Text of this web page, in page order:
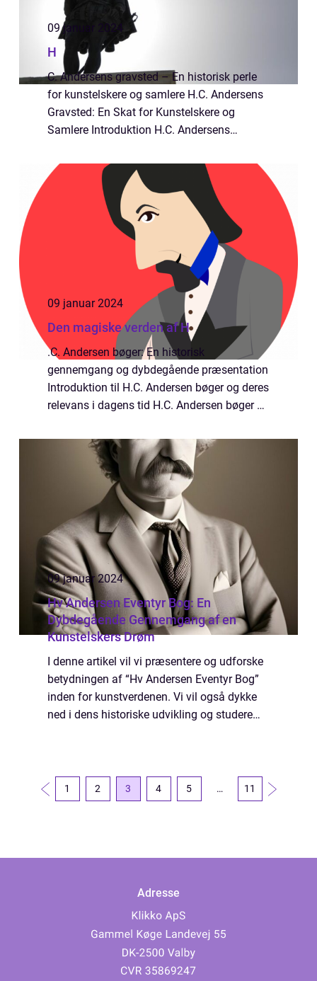
09 januar 2024
H
C. Andersens gravsted – En historisk perle
for kunstelskere og samlere H.C. Andersens
Gravsted: En Skat for Kunstelskere og
Samlere Introduktion H.C. Andersens
vigtigt sted for kunstelskere og samlere...
09 januar 2024
Den magiske verden af H
.C. Andersen bøger: En historisk
gennemgang og dybdegående præsentation
Introduktion til H.C. Andersen bøger og deres
relevans i dagens tid H.C. Andersen bøger er
og en betydelig del af dansk kulturarv. D...
09 januar 2024
Hv Andersen Eventyr Bog: En
Dybdegående Gennemgang af en
Kunstelskers Drøm
I denne artikel vil vi præsentere og udforske
betydningen af “Hv Andersen Eventyr Bog”
inden for kunstverdenen. Vi vil også dykke
ned i dens historiske udvikling og studere
1 2 3 4 5 … 11
Adresse